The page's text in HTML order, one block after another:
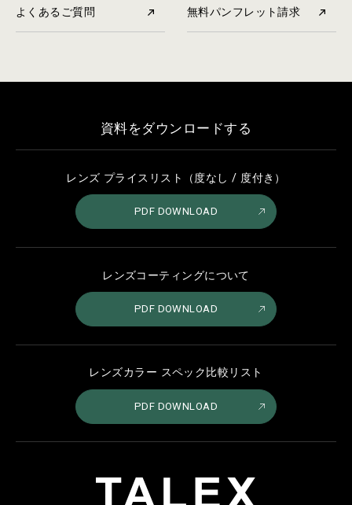
よくあるご質問 無料パンフレット請求
資料をダウンロードする
レンズ プライスリスト（度なし / 度付き）
PDF DOWNLOAD
レンズコーティングについて
PDF DOWNLOAD
レンズカラー スペック比較リスト
PDF DOWNLOAD